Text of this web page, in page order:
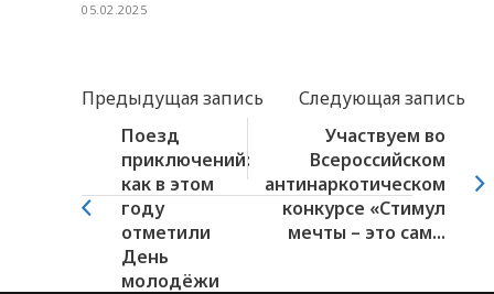
05.02.2025
Предыдущая запись
Следующая запись
Поезд
приключений:
как в этом
году
отметили
День
молодёжи
Участвуем во
Всероссийском
антинаркотическом
конкурсе «Стимул
мечты – это сам...